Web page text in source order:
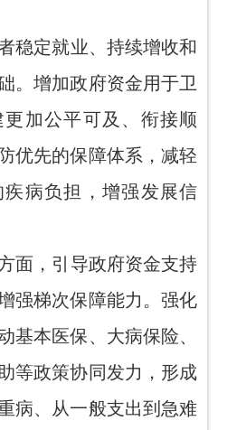
稳定就业、持续增收和
。增加政府资金用于卫
加公平可及、衔接顺
优先的保障体系，减轻
病负担，增强发展信
面，引导政府资金支持
强梯次保障能力。强化
基本医保、大病保险、
等政策协同发力，形成
病、从一般支出到急难